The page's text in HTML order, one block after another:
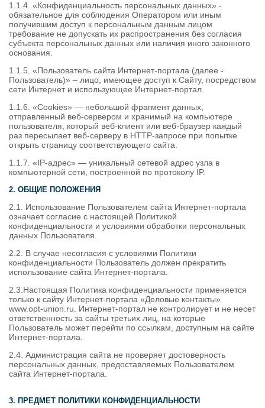
1.1.4. «Конфиденциальность персональных данных» -
обязательное для соблюдения Оператором или иным
получившим доступ к персональным данным лицом
требование не допускать их распространения без согласия
субъекта персональных данных или наличия иного законного
основания.
1.1.5. «Пользователь сайта Интернет-портала (далее -
Пользователь)» – лицо, имеющее доступ к Сайту, посредством
сети Интернет и использующее Интернет-портал.
1.1.6. «Cookies» — небольшой фрагмент данных,
отправленный веб-сервером и хранимый на компьютере
пользователя, который веб-клиент или веб-браузер каждый
раз пересылает веб-серверу в HTTP-запросе при попытке
открыть страницу соответствующего сайта.
1.1.7. «IP-адрес» — уникальный сетевой адрес узла в
компьютерной сети, построенной по протоколу IP.
2. ОБЩИЕ ПОЛОЖЕНИЯ
2.1. Использование Пользователем сайта Интернет-портала
означает согласие с настоящей Политикой
конфиденциальности и условиями обработки персональных
данных Пользователя.
2.2. В случае несогласия с условиями Политики
конфиденциальности Пользователь должен прекратить
использование сайта Интернет-портала.
2.3.Настоящая Политика конфиденциальности применяется
только к сайту Интернет-портала «Деловые контакты»
www.opt-union.ru. Интернет-портал не контролирует и не несет
ответственность за сайты третьих лиц, на которые
Пользователь может перейти по ссылкам, доступным на сайте
Интернет-портала.
2.4. Администрация сайта не проверяет достоверность
персональных данных, предоставляемых Пользователем
сайта Интернет-портала.
3. ПРЕДМЕТ ПОЛИТИКИ КОНФИДЕНЦИАЛЬНОСТИ